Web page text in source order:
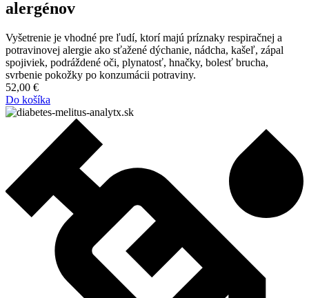
alergénov
Vyšetrenie je vhodné pre ľudí, ktorí majú príznaky respiračnej a
potravinovej alergie ako sťažené dýchanie, nádcha, kašeľ, zápal
spojiviek, podráždené oči, plynatosť, hnačky, bolesť brucha,
svrbenie pokožky po konzumácii potraviny.
52,00 €
Do košíka